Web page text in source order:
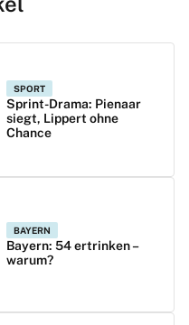
SPORT
Sprint-Drama: Pienaar
siegt, Lippert ohne
Chance
BAYERN
Bayern: 54 ertrinken –
warum?